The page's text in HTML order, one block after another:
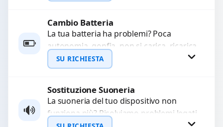
rotti, allentati, danneggiati,...
Richiedi Preventivo
WhatsApp
Cambio Batteria
La tua batteria ha problemi? Poca
autonomia, gonfia, non si carica, ricarica
lenta o cicli di ricarica esauriti?
Sostituiamo la...
SU RICHIESTA
Richiedi Preventivo
WhatsApp
Sostituzione Suoneria
La suoneria del tuo dispositivo non
funziona più? Risolviamo problemi legati